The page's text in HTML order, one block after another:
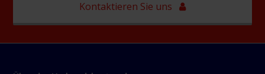
Kontaktieren Sie uns